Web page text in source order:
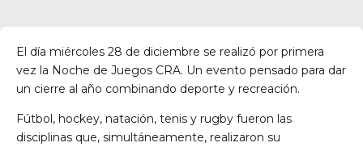
El día miércoles 28 de diciembre se realizó por primera
vez la Noche de Juegos CRA. Un evento pensado para dar
un cierre al año combinando deporte y recreación.
Fútbol, hockey, natación, tenis y rugby fueron las
disciplinas que, simultáneamente, realizaron su